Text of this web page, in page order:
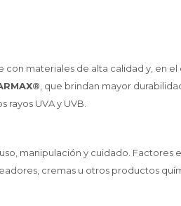
materiales de alta calidad y, en el
, que brindan mayor
UVA y UVB.
manipulación y cuidado.
cremas u otros productos